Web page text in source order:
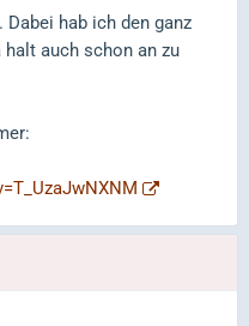
hab ich den ganz
auch schon an zu